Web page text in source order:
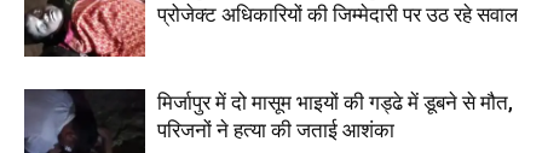
प्रोजेक्ट अधिकारियों की जिम्मेदारी पर उठ रहे सवाल
मिर्जापुर में दो मासूम भाइयों की गड्ढे में डूबने से मौत,
परिजनों ने हत्या की जताई आशंका